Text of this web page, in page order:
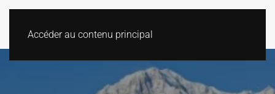
Accéder au contenu principal